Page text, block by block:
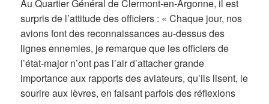
Au Quartier Général de Clermont-en-Argonne, il est
surpris de l’attitude des officiers : « Chaque jour, nos
avions font des reconnaissances au-dessus des
lignes ennemies, je remarque que les officiers de
l’état-major n’ont pas l’air d’attacher grande
importance aux rapports des aviateurs, qu’ils lisent, le
sourire aux lèvres, en faisant parfois des réflexions